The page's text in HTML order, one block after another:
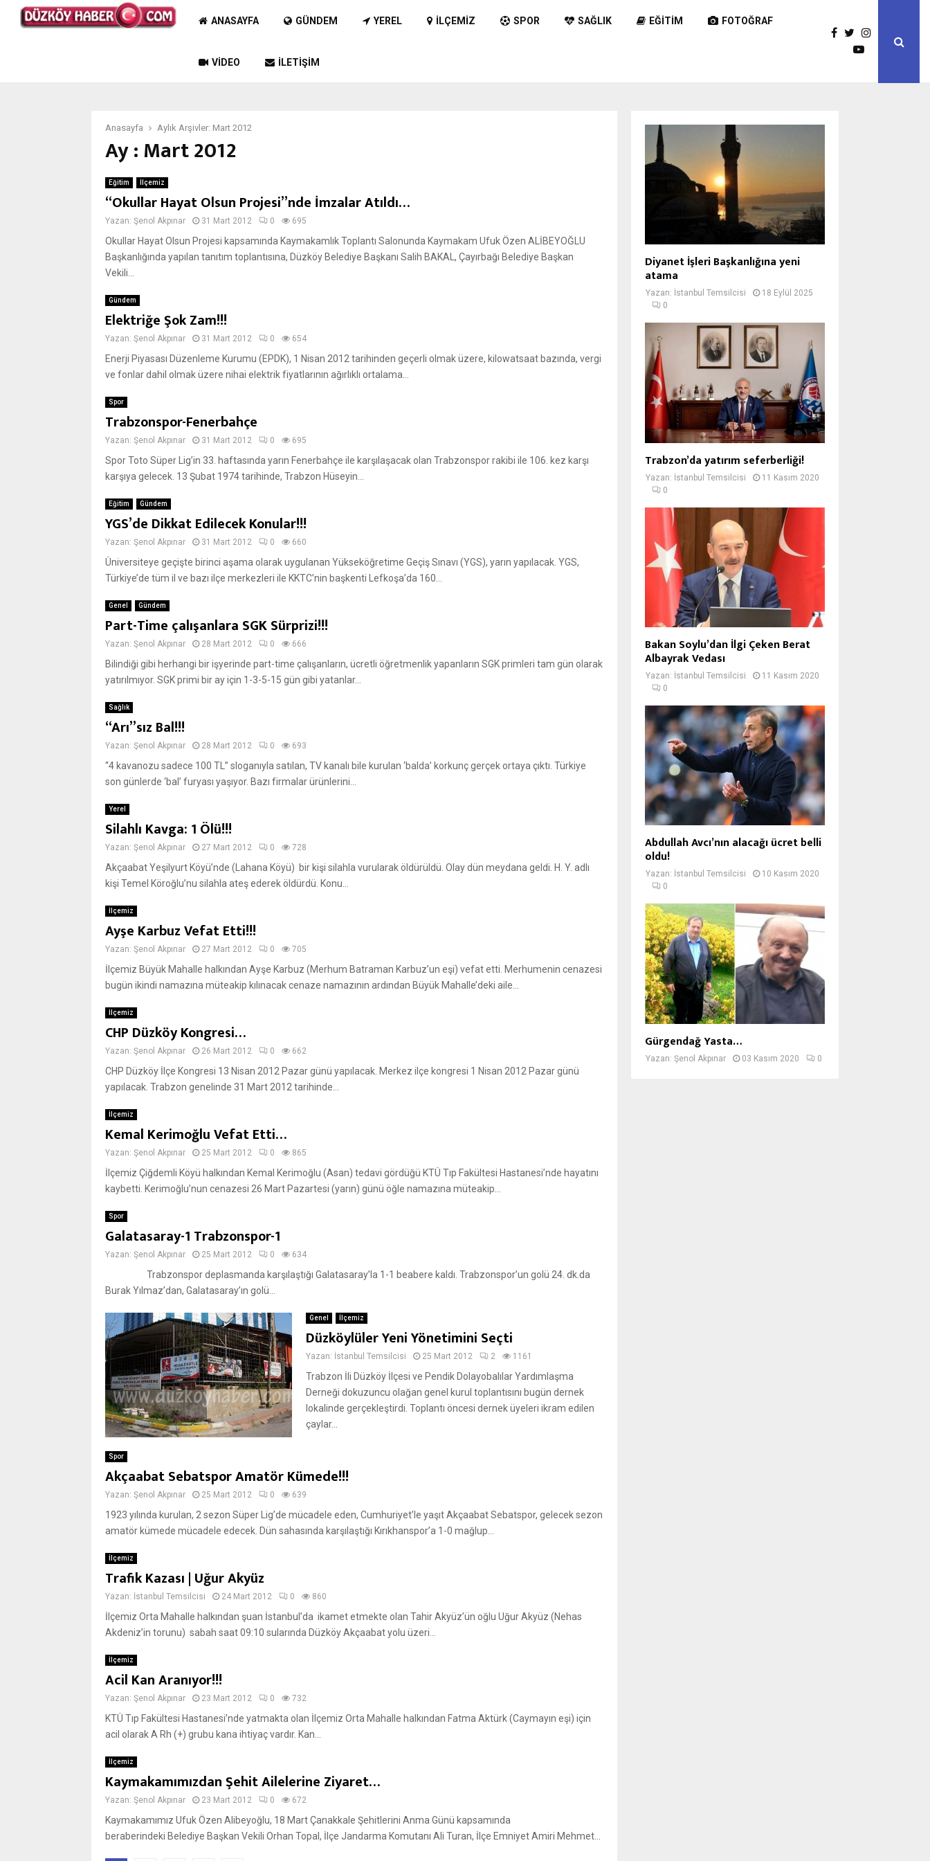
ANASAYFA GÜNDEM YEREL İLÇEMIZ SPOR SAĞLIK EĞITIM FOTOĞRAF
VIDEO İLETIŞIM
Anasayfa Aylık Arşivler: Mart 2012
Ay : Mart 2012
Eğitim İlçemiz
“Okullar Hayat Olsun Projesi”nde İmzalar Atıldı…
Yazan: Şenol Akpınar 31 Mart 2012 0 695
Okullar Hayat Olsun Projesi kapsamında Kaymakamlık Toplantı Salonunda Kaymakam Ufuk Özen ALİBEYOĞLU
Başkanlığında yapılan tanıtım toplantısına, Düzköy Belediye Başkanı Salih BAKAL, Çayırbağı Belediye Başkan
Vekili...
Gündem
Elektriğe Şok Zam!!!
Yazan: Şenol Akpınar 31 Mart 2012 0 654
Enerji Piyasası Düzenleme Kurumu (EPDK), 1 Nisan 2012 tarihinden geçerli olmak üzere, kilowatsaat bazında, vergi
ve fonlar dahil olmak üzere nihai elektrik fiyatlarının ağırlıklı ortalama...
Spor
Trabzonspor-Fenerbahçe
Yazan: Şenol Akpınar 31 Mart 2012 0 695
Spor Toto Süper Lig’in 33. haftasında yarın Fenerbahçe ile karşılaşacak olan Trabzonspor rakibi ile 106. kez karşı
karşıya gelecek. 13 Şubat 1974 tarihinde, Trabzon Hüseyin...
Eğitim Gündem
YGS’de Dikkat Edilecek Konular!!!
Yazan: Şenol Akpınar 31 Mart 2012 0 660
Üniversiteye geçişte birinci aşama olarak uygulanan Yükseköğretime Geçiş Sınavı (YGS), yarın yapılacak. YGS,
Türkiye’de tüm il ve bazı ilçe merkezleri ile KKTC’nin başkenti Lefkoşa’da 160...
Genel Gündem
Part-Time çalışanlara SGK Sürprizi!!!
Yazan: Şenol Akpınar 28 Mart 2012 0 666
Bilindiği gibi herhangi bir işyerinde part-time çalışanların, ücretli öğretmenlik yapanların SGK primleri tam gün olarak
yatırılmıyor. SGK primi bir ay için 1-3-5-15 gün gibi yatanlar...
Sağlık
“Arı”sız Bal!!!
Yazan: Şenol Akpınar 28 Mart 2012 0 693
“4 kavanozu sadece 100 TL” sloganıyla satılan, TV kanalı bile kurulan ‘balda’ korkunç gerçek ortaya çıktı. Türkiye
son günlerde ‘bal’ furyası yaşıyor. Bazı firmalar ürünlerini...
Yerel
Silahlı Kavga: 1 Ölü!!!
Yazan: Şenol Akpınar 27 Mart 2012 0 728
Akçaabat Yeşilyurt Köyü’nde (Lahana Köyü) bir kişi silahla vurularak öldürüldü. Olay dün meydana geldi. H. Y. adlı
kişi Temel Köroğlu’nu silahla ateş ederek öldürdü. Konu...
İlçemiz
Ayşe Karbuz Vefat Etti!!!
Yazan: Şenol Akpınar 27 Mart 2012 0 705
İlçemiz Büyük Mahalle halkından Ayşe Karbuz (Merhum Batraman Karbuz’un eşi) vefat etti. Merhumenin cenazesi
bugün ikindi namazına müteakip kılınacak cenaze namazının ardından Büyük Mahalle’deki aile...
İlçemiz
CHP Düzköy Kongresi…
Yazan: Şenol Akpınar 26 Mart 2012 0 662
CHP Düzköy İlçe Kongresi 13 Nisan 2012 Pazar günü yapılacak. Merkez ilçe kongresi 1 Nisan 2012 Pazar günü
yapılacak. Trabzon genelinde 31 Mart 2012 tarihinde...
İlçemiz
Kemal Kerimoğlu Vefat Etti…
Yazan: Şenol Akpınar 25 Mart 2012 0 865
İlçemiz Çiğdemli Köyü halkından Kemal Kerimoğlu (Asan) tedavi gördüğü KTÜ Tıp Fakültesi Hastanesi’nde hayatını
kaybetti. Kerimoğlu’nun cenazesi 26 Mart Pazartesi (yarın) günü öğle namazına müteakip...
Spor
Galatasaray-1 Trabzonspor-1
Yazan: Şenol Akpınar 25 Mart 2012 0 634
Trabzonspor deplasmanda karşılaştığı Galatasaray’la 1-1 beabere kaldı. Trabzonspor’un golü 24. dk.da
Burak Yılmaz’dan, Galatasaray’ın golü...
Genel İlçemiz
Düzköylüler Yeni Yönetimini Seçti
Yazan: İstanbul Temsilcisi 25 Mart 2012 2 1161
Trabzon İli Düzköy İlçesi ve Pendik Dolayobalılar Yardımlaşma
Derneği dokuzuncu olağan genel kurul toplantısını bugün dernek
lokalinde gerçekleştirdi. Toplantı öncesi dernek üyeleri ikram edilen
çaylar...
Spor
Akçaabat Sebatspor Amatör Kümede!!!
Yazan: Şenol Akpınar 25 Mart 2012 0 639
1923 yılında kurulan, 2 sezon Süper Lig’de mücadele eden, Cumhuriyet’le yaşıt Akçaabat Sebatspor, gelecek sezon
amatör kümede mücadele edecek. Dün sahasında karşılaştığı Kırıkhanspor’a 1-0 mağlup...
İlçemiz
Trafik Kazası | Uğur Akyüz
Yazan: İstanbul Temsilcisi 24 Mart 2012 0 860
İlçemiz Orta Mahalle halkından şuan İstanbul’da ikamet etmekte olan Tahir Akyüz’ün oğlu Uğur Akyüz (Nehas
Akdeniz’in torunu) sabah saat 09:10 sularında Düzköy Akçaabat yolu üzeri...
İlçemiz
Acil Kan Aranıyor!!!
Yazan: Şenol Akpınar 23 Mart 2012 0 732
KTÜ Tıp Fakültesi Hastanesi’nde yatmakta olan İlçemiz Orta Mahalle halkından Fatma Aktürk (Caymayın eşi) için
acil olarak A Rh (+) grubu kana ihtiyaç vardır. Kan...
İlçemiz
Kaymakamımızdan Şehit Ailelerine Ziyaret…
Yazan: Şenol Akpınar 23 Mart 2012 0 672
Kaymakamımız Ufuk Özen Alibeyoğlu, 18 Mart Çanakkale Şehitlerini Anma Günü kapsamında
beraberindeki Belediye Başkan Vekili Orhan Topal, İlçe Jandarma Komutanı Ali Turan, İlçe Emniyet Amiri Mehmet...
Diyanet İşleri Başkanlığına yeni
atama
Yazan: İstanbul Temsilcisi
18 Eylül 2025
0
Trabzon’da yatırım seferberliği!
Yazan: İstanbul Temsilcisi
11 Kasım 2020
0
Bakan Soylu’dan İlgi Çeken Berat
Albayrak Vedası
Yazan: İstanbul Temsilcisi
11 Kasım 2020
0
Abdullah Avcı’nın alacağı ücret belli
oldu!
Yazan: İstanbul Temsilcisi
10 Kasım 2020
0
Gürgendağ Yasta…
Yazan: Şenol Akpınar 03 Kasım 2020 0